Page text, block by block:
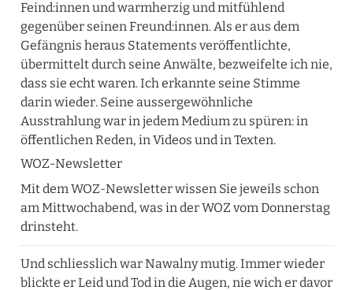
Feind:innen und warmherzig und mitfühlend
gegenüber seinen Freund:innen. Als er aus dem
Gefängnis heraus Statements veröffentlichte,
übermittelt durch seine Anwälte, bezweifelte ich nie,
dass sie echt waren. Ich erkannte seine Stimme
darin wieder. Seine aussergewöhnliche
Ausstrahlung war in jedem Medium zu spüren: in
öffentlichen Reden, in Videos und in Texten.
WOZ-Newsletter
Mit dem WOZ-Newsletter wissen Sie jeweils schon
am Mittwochabend, was in der WOZ vom Donnerstag
drinsteht.
Und schliesslich war Nawalny mutig. Immer wieder
blickte er Leid und Tod in die Augen, nie wich er davor